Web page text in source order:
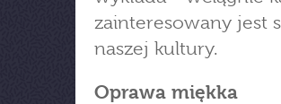
zainteresowany jest
naszej kultury.
Oprawa miękka